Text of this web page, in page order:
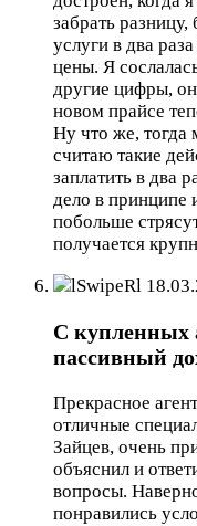
забрать
услуги в два
цены. Я
другие цифры,
новом прайсе
Ну что же, тогда
считаю такие
заплатить в два
дело в принципе
побольше
получается
lSwipeRl
С купленных
пассивный
Прекрасное
отличные
Зайцев, очень
объяснил и
вопросы.
понравились